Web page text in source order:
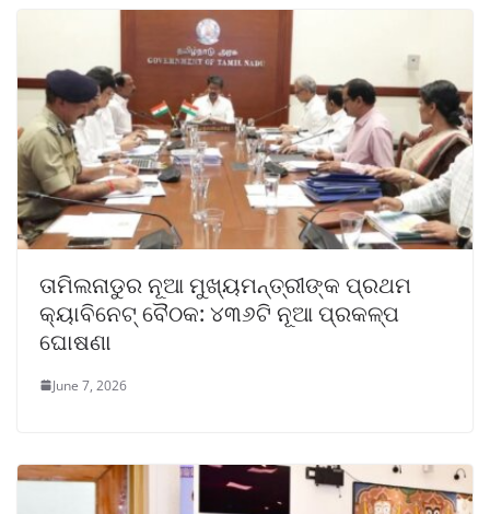
ତାମିଲନାଡୁର ନୂଆ ମୁଖ୍ୟମନ୍ତ୍ରୀଙ୍କ ପ୍ରଥମ
କ୍ୟାବିନେଟ୍ ବୈଠକ: ୪୩୬ଟି ନୂଆ ପ୍ରକଳ୍ପ
ଘୋଷଣା
June 7, 2026